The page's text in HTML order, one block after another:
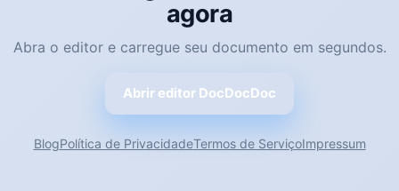
agora
Abra o editor e carregue seu documento em segundos.
Abrir editor DocDocDoc
BlogPolítica de PrivacidadeTermos de ServiçoImpressum